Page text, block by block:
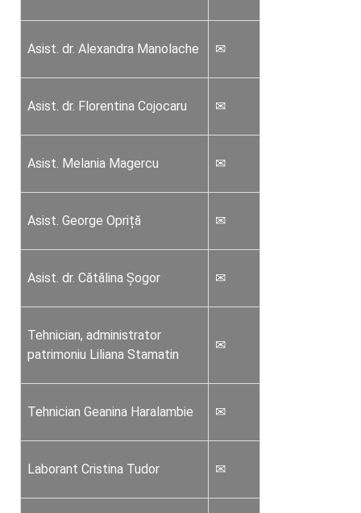
Asist. dr. Alexandra Manolache ✉
Asist. dr. Florentina Cojocaru ✉
Asist. Melania Magercu ✉
Asist. George Opriță ✉
Asist. dr. Cătălina Șogor ✉
Tehnician, administrator
patrimoniu Liliana Stamatin
✉
Tehnician Geanina Haralambie ✉
Laborant Cristina Tudor ✉